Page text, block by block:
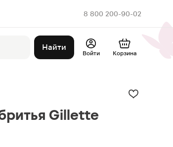
8 800 200-90-02
Найти
Войти Корзина
Gillette